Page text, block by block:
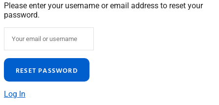
Please enter your username or email address to reset your
password.
Log In